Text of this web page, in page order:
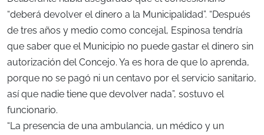
“deberá devolver el dinero a la Municipalidad”. “Después
de tres años y medio como concejal, Espinosa tendría
que saber que el Municipio no puede gastar el dinero sin
autorización del Concejo. Ya es hora de que lo aprenda,
porque no se pagó ni un centavo por el servicio sanitario,
así que nadie tiene que devolver nada”, sostuvo el
funcionario.
“La presencia de una ambulancia, un médico y un